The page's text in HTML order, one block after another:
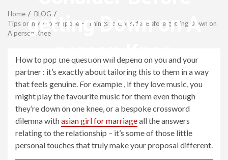
getting Down on A
person Knee
revistagenteemevidencia
Home
BLOG
Tips on how to Propose — Things to Consider Before getting Down on
A person Knee
How to pop the question will depend on you and your
partner : it’s exactly about tailoring this to them in a way
that feels genuine. For example , if they love music, you
might play the favourite music for them even though
they’re down on one knee, or a bespoke crossword
dilemna withasian girl for marriageall the answers
relating to the relationship – it’s some of those little
personal touches that truly make your proposal different.